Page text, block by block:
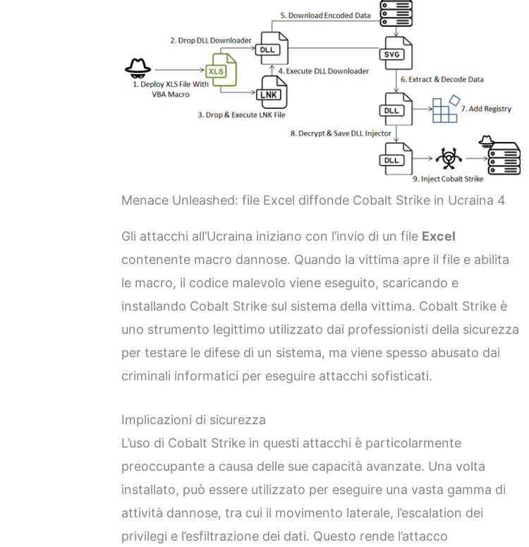
Menace Unleashed: file Excel diffonde Cobalt Strike in Ucraina 4
Gli attacchi all’Ucraina iniziano con l’invio di un file Excel
contenente macro dannose. Quando la vittima apre il file e abilita
le macro, il codice malevolo viene eseguito, scaricando e
installando Cobalt Strike sul sistema della vittima. Cobalt Strike è
uno strumento legittimo utilizzato dai professionisti della sicurezza
per testare le difese di un sistema, ma viene spesso abusato dai
criminali informatici per eseguire attacchi sofisticati.
Implicazioni di sicurezza
L’uso di Cobalt Strike in questi attacchi è particolarmente
preoccupante a causa delle sue capacità avanzate. Una volta
installato, può essere utilizzato per eseguire una vasta gamma di
attività dannose, tra cui il movimento laterale, l’escalation dei
privilegi e l’esfiltrazione dei dati. Questo rende l’attacco